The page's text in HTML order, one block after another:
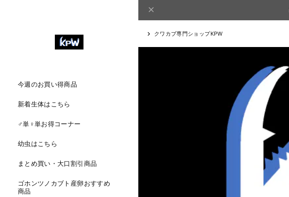
今週のお買い得商品
新着生体はこちら
♂単♀単お得コーナー
幼虫はこちら
まとめ買い・大口割引商品
ゴホンツノカブト産卵おすすめ
商品
クワカブ専門ショップKPW